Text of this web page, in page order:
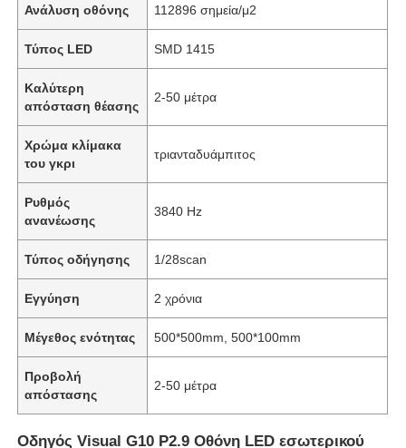
Ανάλυση οθόνης 112896 σημεία/μ2
Τύπος LED SMD 1415
Καλύτερη
απόσταση θέασης
2-50 μέτρα
Χρώμα κλίμακα
του γκρι
τριανταδυάμπιτος
Ρυθμός
ανανέωσης
3840 Hz
Τύπος οδήγησης 1/28scan
Εγγύηση 2 χρόνια
Μέγεθος ενότητας 500*500mm, 500*100mm
Προβολή
απόστασης
2-50 μέτρα
Οδηγός Visual G10 P2.9 Οθόνη LED εσωτερικού